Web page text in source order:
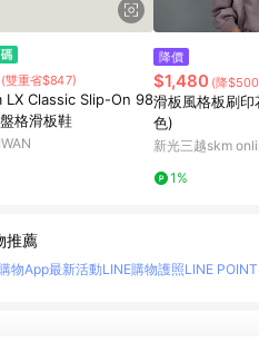
(雙重省$847)
LX Classic Slip-On 98
格滑板鞋
降價
$1,480 (降
滑板風格板刷
色)
新光三越skm
1%
推薦
物App最新活動LINE購物護照LINE